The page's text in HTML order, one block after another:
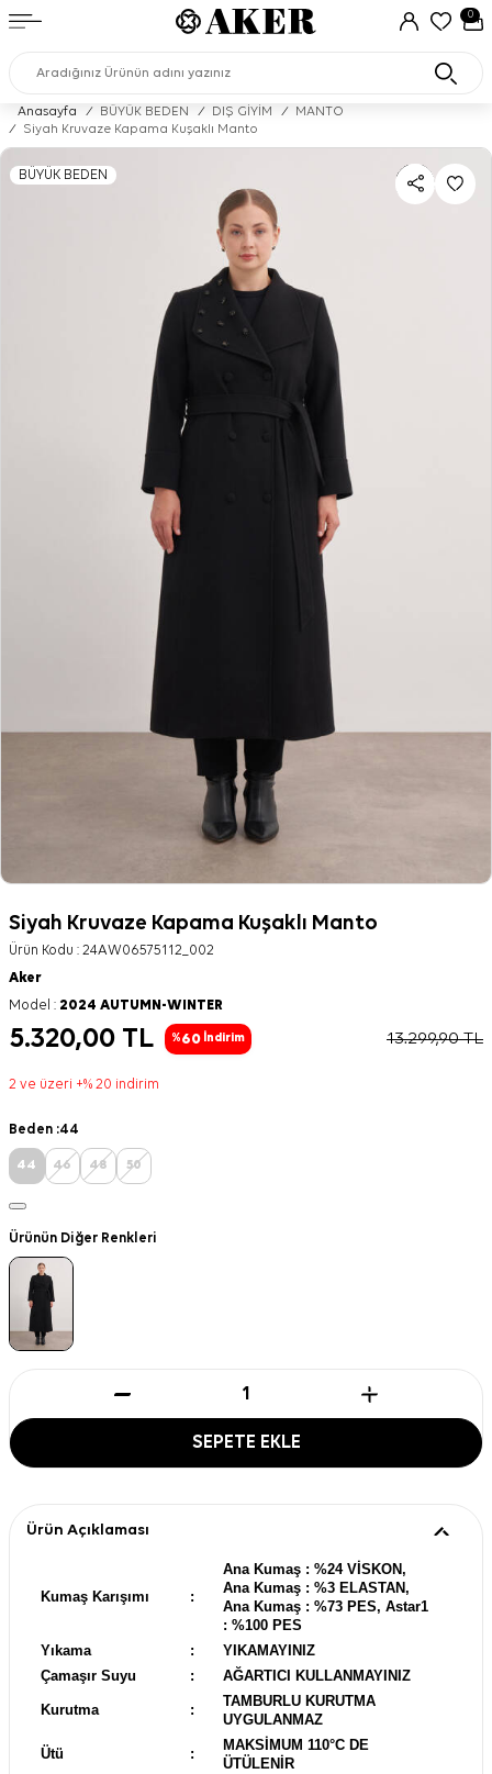
0
Anasayfa / BÜYÜK BEDEN / DIŞ GİYİM /
MANTO
/
Siyah Kruvaze Kapama Kuşaklı Manto
BÜYÜK BEDEN
Siyah Kruvaze Kapama Kuşaklı Manto
Ürün Kodu : 24AW06575112_002
Aker
Model : 2024 AUTUMN-WINTER
5.320,00 TL %60 İndirim 13.299,90TL
2 ve üzeri +% 20 indirim
Beden :44
44 46 48 50
Ürünün Diğer Renkleri
SEPETE EKLE
Ürün Açıklaması
Kumaş Karışımı :
Ana Kumaş : %24 VİSKON,
Ana Kumaş : %3 ELASTAN,
Ana Kumaş : %73 PES, Astar1
: %100 PES
Yıkama
:
YIKAMAYINIZ
Çamaşır Suyu
: AĞARTICI KULLANMAYINIZ
Kurutma :
TAMBURLU KURUTMA
UYGULANMAZ
Ütü :
MAKSİMUM 110°C DE
ÜTÜLENİR